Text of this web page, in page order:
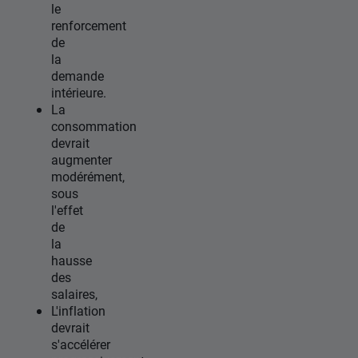
le
renforcement
de
la
demande
intérieure.
La
consommation
devrait
augmenter
modérément,
sous
l'effet
de
la
hausse
des
salaires,
L'inflation
devrait
s'accélérer